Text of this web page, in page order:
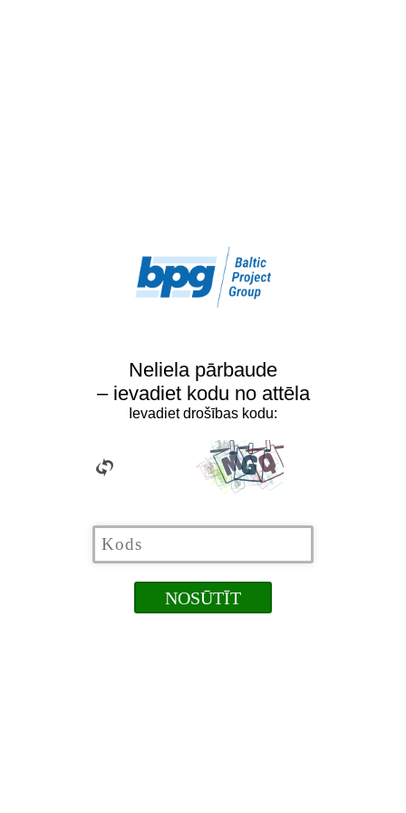
Neliela pārbaude
– ievadiet kodu no attēla
Ievadiet drošības kodu: